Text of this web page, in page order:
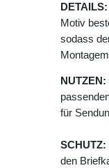
DETAILS:
Motiv
sodass
NUTZEN:
für
SCHUTZ:
den